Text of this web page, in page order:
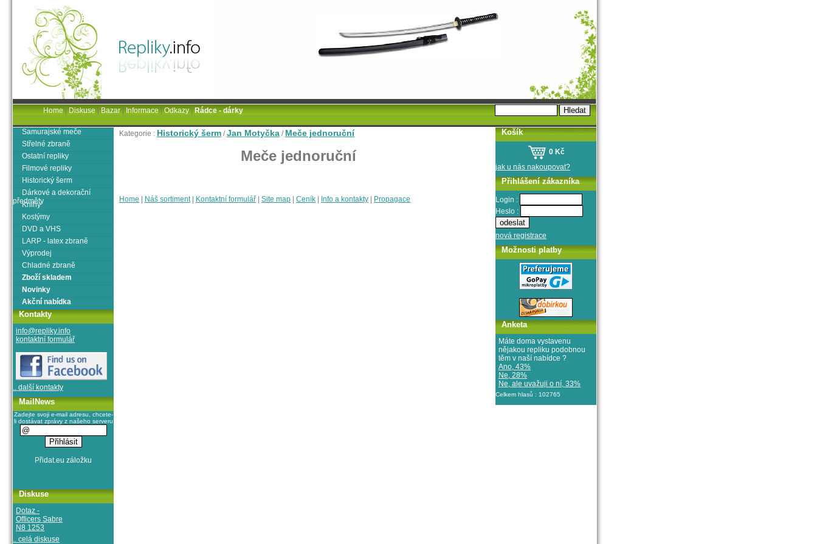
Kategorie : Historický šerm /Jan Motyčka / Meče jednoruční
Meče jednoruční
Home Náš sortiment| Kontaktní formulář Site map Ceník Info a kontakty Propagace
Samurajské meče
Střelné zbraně
Ostatní repliky
Filmové repliky
Historický šerm
Dárkové a dekorační
předměty
Knihy
Kostýmy
DVD a VHS
LARP - latex zbraně
Výprodej
Chladné zbraně
Zboží skladem
Novinky
Akční nabídka
Kontakty
info@repliky.info
kontaktní formulář
.. další kontakty
MailNews
Zadejte svoji e-mail adresu, chcete-
li dostávat zprávy z našeho serveru
Diskuse
Dotaz -
Officers Sabre
N8 1253
.. celá diskuse
Košík
0 Kč
jak u nás nakoupovat?
Přihlášení zákazníka
Login :
Heslo :
nová registrace
Možnosti platby
Anketa
Máte doma vystavenu
nějakou repliku podobnou
těm v naší nabídce ?
Ano, 43%
Ne, 28%
Ne, ale uvažuji o ní, 33%
Celkem hlasů : 102765
Home|Diskuse|Bazar|Informace|Odkazy|Rádce - dárky